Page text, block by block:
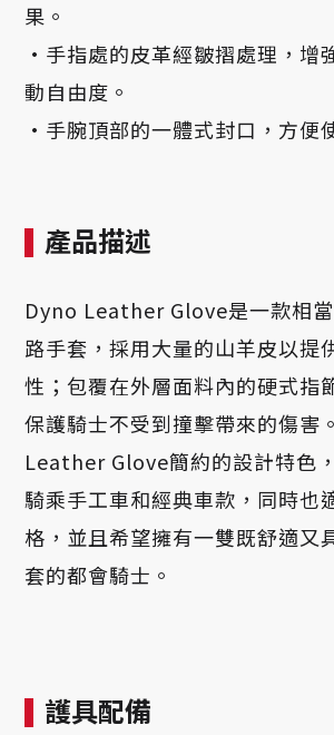
果。
·手指處的皮革經皺摺處理，增
動自由度。
·手腕頂部的一體式封口，方便
產品描述
Dyno Leather Glove是一款相
路手套，採用大量的山羊皮以提
性；包覆在外層面料內的硬式指
保護騎士不受到撞擊帶來的傷害
Leather Glove簡約的設計特色
騎乘手工車和經典車款，同時也
格，並且希望擁有一雙既舒適又
套的都會騎士。
護具配備